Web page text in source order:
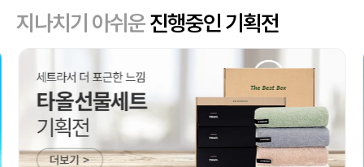
지나치기 아쉬운진행중인 기획전